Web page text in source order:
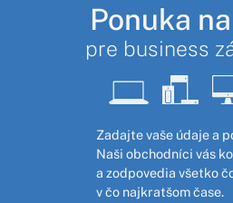
Ponuka
pre business
Zadajte vaše údaje a
Naši obchodníci vás
a zodpovedia všetko
v čo najkratšom čase.